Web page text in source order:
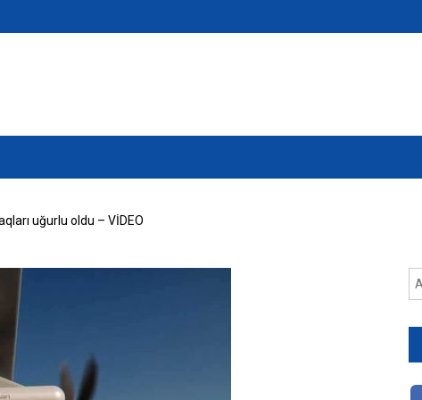
uğurlu oldu – VİDEO